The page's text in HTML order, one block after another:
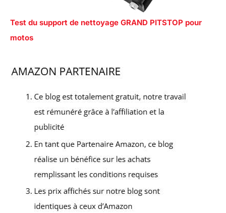
Test du support de nettoyage GRAND PITSTOP pour
motos